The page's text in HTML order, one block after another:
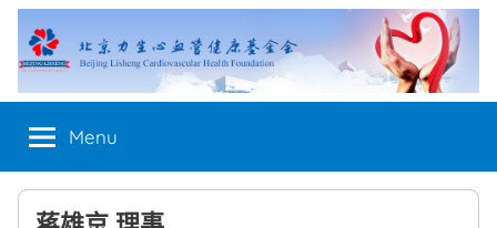
Skip
content
Menu